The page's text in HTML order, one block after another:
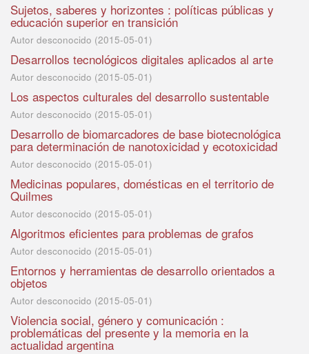
Sujetos, saberes y horizontes : políticas públicas y
educación superior en transición
Autor desconocido (2015-05-01)
Desarrollos tecnológicos digitales aplicados al arte
Autor desconocido (2015-05-01)
Los aspectos culturales del desarrollo sustentable
Autor desconocido (2015-05-01)
Desarrollo de biomarcadores de base biotecnológica
para determinación de nanotoxicidad y ecotoxicidad
Autor desconocido (2015-05-01)
Medicinas populares, domésticas en el territorio de
Quilmes
Autor desconocido (2015-05-01)
Algoritmos eficientes para problemas de grafos
Autor desconocido (2015-05-01)
Entornos y herramientas de desarrollo orientados a
objetos
Autor desconocido (2015-05-01)
Violencia social, género y comunicación :
problemáticas del presente y la memoria en la
actualidad argentina